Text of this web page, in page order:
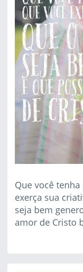
Que você
exerça sua
seja bem
amor de Cristo